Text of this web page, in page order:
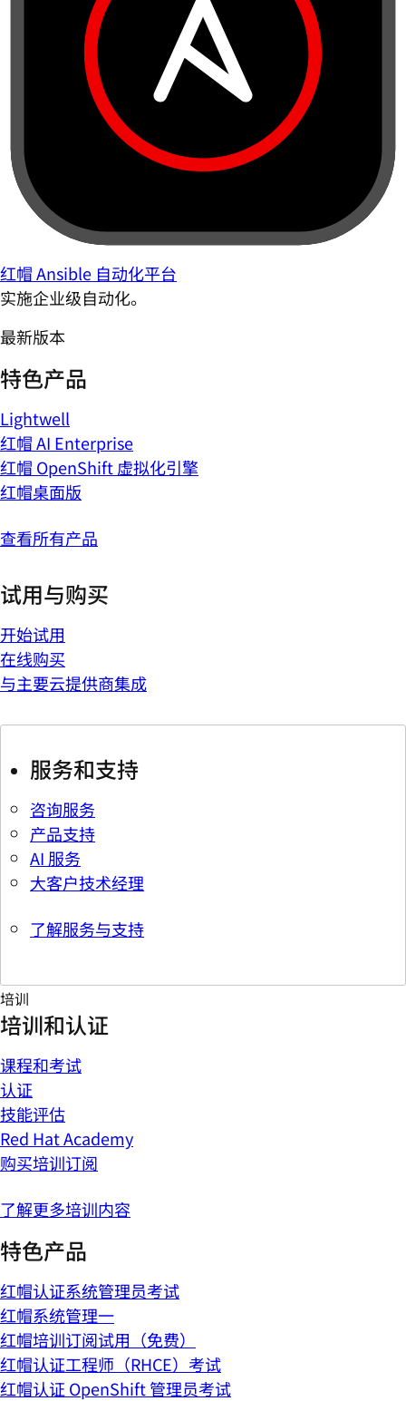
红帽 Ansible 自动化平台
实施企业级自动化。
最新版本
特色产品
Lightwell
红帽 AI Enterprise
红帽 OpenShift 虚拟化引擎
红帽桌面版
查看所有产品
试用与购买
开始试用
在线购买
与主要云提供商集成
服务和支持
咨询服务
产品支持
AI 服务
大客户技术经理
了解服务与支持
培训
培训和认证
课程和考试
认证
技能评估
Red Hat Academy
购买培训订阅
了解更多培训内容
特色产品
红帽认证系统管理员考试
红帽系统管理一
红帽培训订阅试用（免费）
红帽认证工程师（RHCE）考试
红帽认证 OpenShift 管理员考试